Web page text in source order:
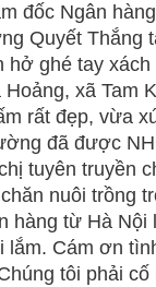
đốc Ngân
Quyết Thắng
ghé tay xách
xã Tam
rất đẹp, vừa
đã được
tuyên truyền
nuôi trồng
hàng từ Hà Nội
lắm. Cám ơn
tôi phải